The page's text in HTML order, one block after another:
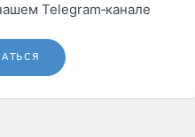
Telegram‑канале